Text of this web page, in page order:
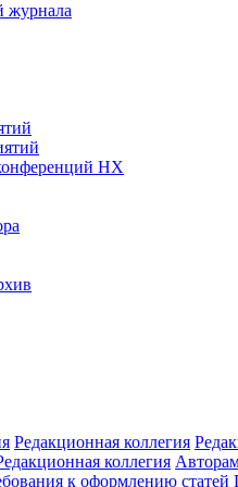
журнала
НХ
Редакционная коллегия
коллегия
к оформлению статей